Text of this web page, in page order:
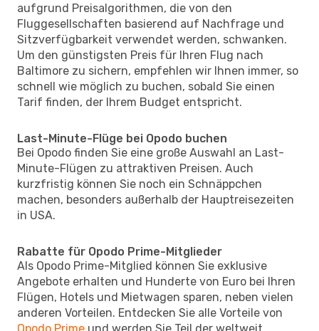
aufgrund Preisalgorithmen, die von den
Fluggesellschaften basierend auf Nachfrage und
Sitzverfügbarkeit verwendet werden, schwanken.
Um den günstigsten Preis für Ihren Flug nach
Baltimore zu sichern, empfehlen wir Ihnen immer, so
schnell wie möglich zu buchen, sobald Sie einen
Tarif finden, der Ihrem Budget entspricht.
Last-Minute-Flüge bei Opodo buchen
Bei Opodo finden Sie eine große Auswahl an Last-
Minute-Flügen zu attraktiven Preisen. Auch
kurzfristig können Sie noch ein Schnäppchen
machen, besonders außerhalb der Hauptreisezeiten
in USA.
Rabatte für Opodo Prime-Mitglieder
Als Opodo Prime-Mitglied können Sie exklusive
Angebote erhalten und Hunderte von Euro bei Ihren
Flügen, Hotels und Mietwagen sparen, neben vielen
anderen Vorteilen. Entdecken Sie alle Vorteile von